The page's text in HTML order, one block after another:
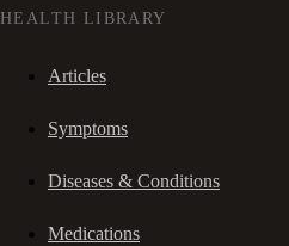
HEALTH LIBRARY
Articles
Symptoms
Diseases & Conditions
Medications